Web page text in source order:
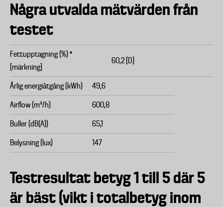
Några utvalda mätvärden från
testet
Fettupptagning (%) *
[märkning]
60,2 [D]
Årlig energiåtgång (kWh) 49,6
Airflow (m³/h) 600,8
Buller (dB(A)) 65,1
Belysning (lux) 147
Testresultat betyg 1 till 5 där 5
är bäst (vikt i totalbetyg inom